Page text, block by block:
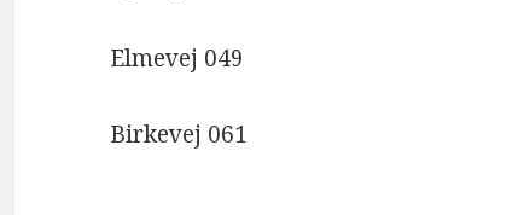
Elmevej 049
Birkevej 061